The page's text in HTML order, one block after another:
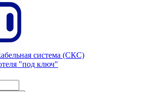
система (СКС)
"под ключ"